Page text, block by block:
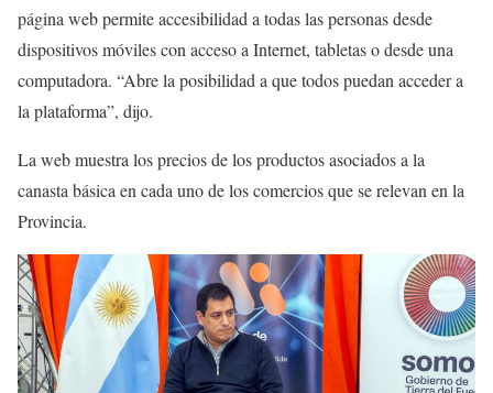
página web permite accesibilidad a todas las personas desde
dispositivos móviles con acceso a Internet, tabletas o desde una
computadora. “Abre la posibilidad a que todos puedan acceder a
la plataforma”, dijo.
La web muestra los precios de los productos asociados a la
canasta básica en cada uno de los comercios que se relevan en la
Provincia.